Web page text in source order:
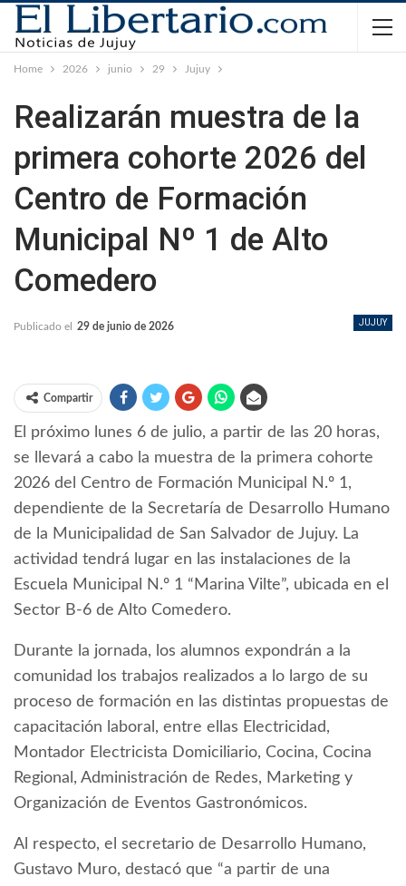
Home 2026 junio 29 Jujuy
Realizarán muestra de la
primera cohorte 2026 del
Centro de Formación
Municipal Nº 1 de Alto
Comedero
JUJUY
Publicado el 29 de junio de 2026
Compartir
El próximo lunes 6 de julio, a partir de las 20 horas,
se llevará a cabo la muestra de la primera cohorte
2026 del Centro de Formación Municipal N.º 1,
dependiente de la Secretaría de Desarrollo Humano
de la Municipalidad de San Salvador de Jujuy. La
actividad tendrá lugar en las instalaciones de la
Escuela Municipal N.º 1 “Marina Vilte”, ubicada en el
Sector B-6 de Alto Comedero.
Durante la jornada, los alumnos expondrán a la
comunidad los trabajos realizados a lo largo de su
proceso de formación en las distintas propuestas de
capacitación laboral, entre ellas Electricidad,
Montador Electricista Domiciliario, Cocina, Cocina
Regional, Administración de Redes, Marketing y
Organización de Eventos Gastronómicos.
Al respecto, el secretario de Desarrollo Humano,
Gustavo Muro, destacó que “a partir de una